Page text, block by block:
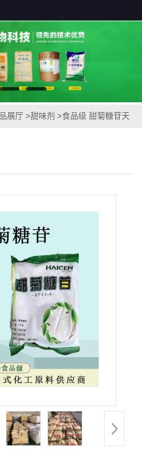
展厅 >甜味剂 >食品级 甜菊糖苷天